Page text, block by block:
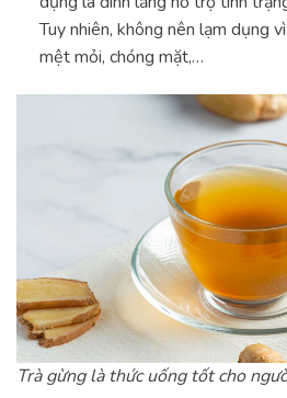
Tuy nhiên, không nên lạm dụng
mệt mỏi, chóng mặt,…
Trà gừng là thức uống tốt cho